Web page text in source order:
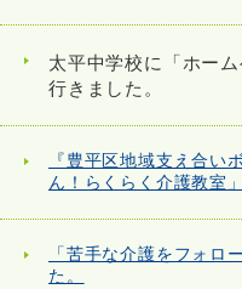
太平中学校に「ホー
行きました。
『豊平区地域支え合い
ん！らくらく介護教室
「苦手な介護をフォロ
た。